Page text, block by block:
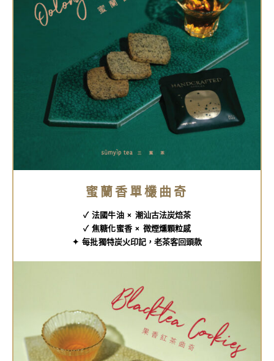
蜜蘭香單欉曲奇
✓ 法國牛油 × 潮汕古法炭焙茶
✓ 焦糖化蜜香 × 微煙燻顆粒感
✦ 每批獨特炭火印記，老茶客回頭款